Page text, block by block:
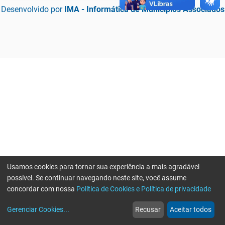
Desenvolvido por IMA - Informática de Municípios Associados
web
Notícias
more_horiz
Mais
Usamos cookies para tornar sua experiência a mais agradável
possível. Se continuar navegando neste site, você assume
concordar com nossa Política de Cookies e Política de privacidade
Gerenciar Cookies... Recusar Aceitar todos
Erro ao enviar informações, por favor tente novamente